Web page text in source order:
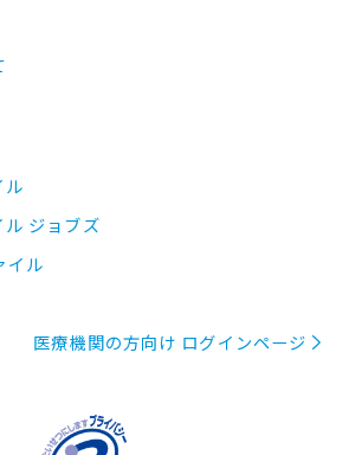
ル
ル ジョブズ
イル
医療機関の方向け ログインページ